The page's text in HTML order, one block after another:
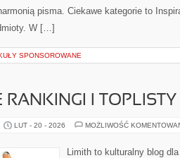
pisma. Ciekawe kategorie to
W […]
SPONSOROWANE
RANKINGI I TOPLISTY
LUT - 20 - 2026 MOŻLIWOŚĆ
Limith to kulturalny blog